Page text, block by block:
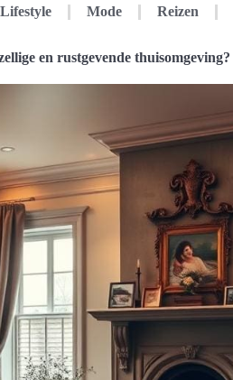
Lifestyle Mode Reizen
en rustgevende thuisomgeving?